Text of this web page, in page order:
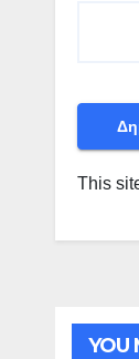
This
YOU